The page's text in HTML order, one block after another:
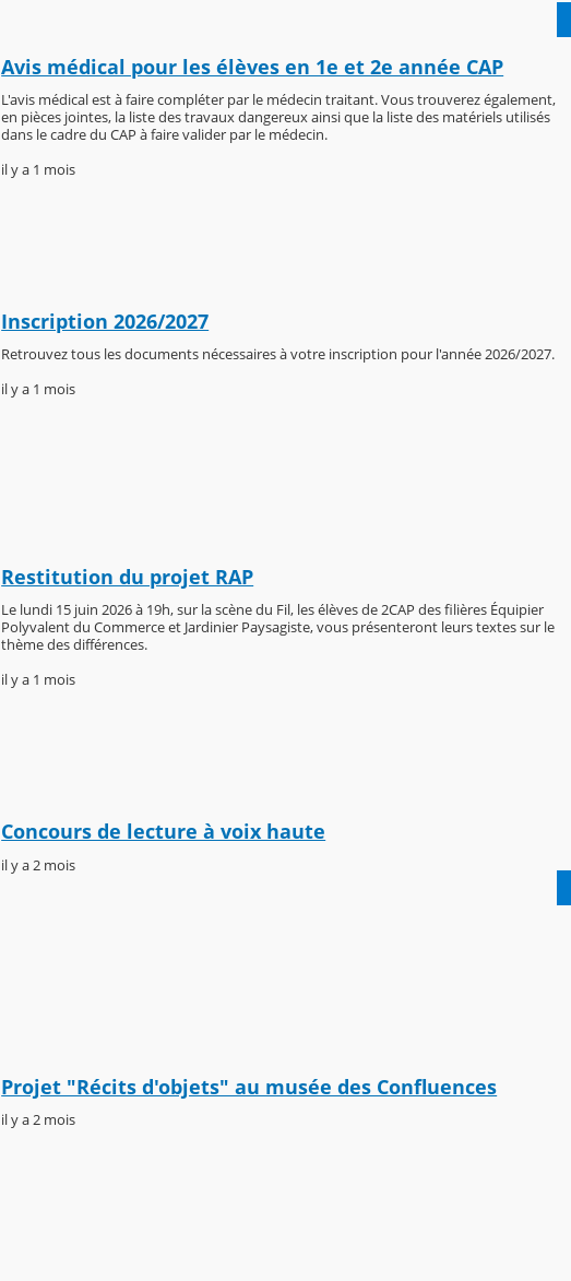
Avis médical pour les élèves en 1e et 2e année CAP
L'avis médical est à faire compléter par le médecin traitant. Vous trouverez également,
en pièces jointes, la liste des travaux dangereux ainsi que la liste des matériels utilisés
dans le cadre du CAP à faire valider par le médecin.
il y a 1 mois
Inscription 2026/2027
Retrouvez tous les documents nécessaires à votre inscription pour l'année 2026/2027.
il y a 1 mois
Restitution du projet RAP
Le lundi 15 juin 2026 à 19h, sur la scène du Fil, les élèves de 2CAP des filières Équipier
Polyvalent du Commerce et Jardinier Paysagiste, vous présenteront leurs textes sur le
thème des différences.
il y a 1 mois
Concours de lecture à voix haute
il y a 2 mois
Projet "Récits d'objets" au musée des Confluences
il y a 2 mois